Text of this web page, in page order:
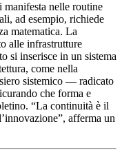
manifesta nelle routine
ad esempio, richiede
matematica. La
alle infrastrutture
si inserisce in un sistema
come nella
sistemico — radicato
che forma e
“La continuità è il
afferma un